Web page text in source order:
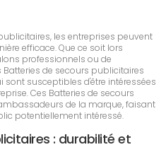
les entreprises peuvent
efficace. Que ce soit lors
professionnels ou de
de secours publicitaires
susceptibles d'être intéressées
Ces Batteries de secours
de la marque, faisant
potentiellement intéressé.
: durabilité et